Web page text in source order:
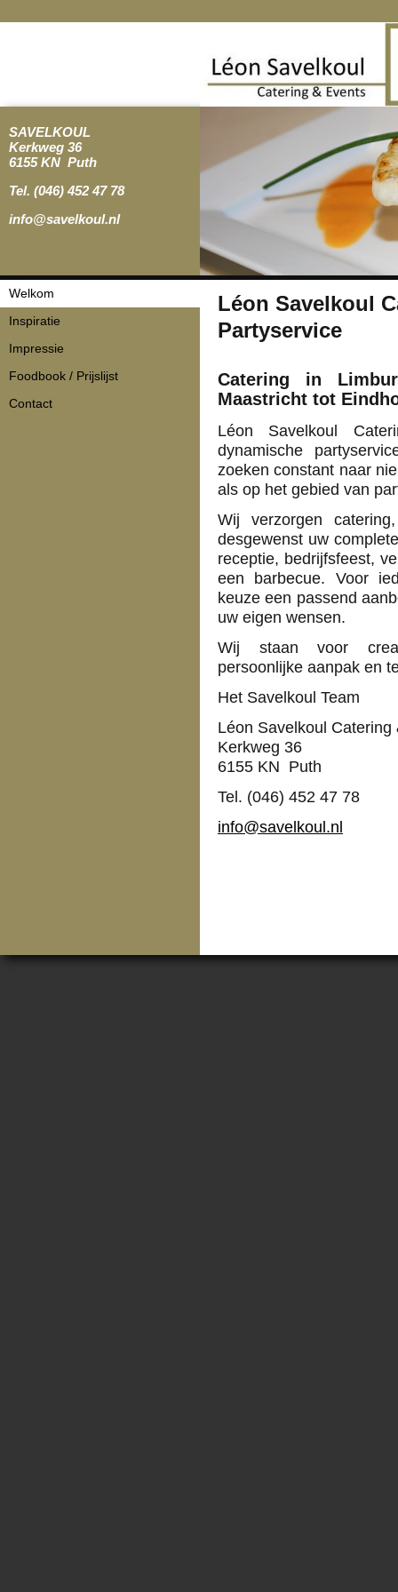
SAVELKOUL
Kerkweg 36
6155 KN Puth
Tel. (046) 452 47 78
info@savelkoul.nl
Léon Savelkoul
Partyservice
Catering in
Maastricht tot
Léon Savelkoul
dynamische
zoeken constant naar
als op het gebied van
Wij verzorgen
desgewenst uw
receptie, bedrijfsfeest,
een barbecue. Voor
keuze een passend
uw eigen wensen.
Wij staan voor
persoonlijke aanpak en
Het Savelkoul Team
Léon Savelkoul Catering
Kerkweg 36
6155 KN Puth
Tel. (046) 452 47 78
info@savelkoul.nl
Navigatie
overslaan
Welkom
Inspiratie
Impressie
Foodbook / Prijslijst
Contact